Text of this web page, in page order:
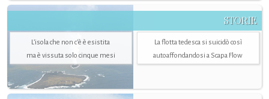
STORIE
L’isola che non c'è è esistita
ma è vissuta solo cinque mesi
La flotta tedesca si suicidò così
autoaffondandosi a Scapa Flow